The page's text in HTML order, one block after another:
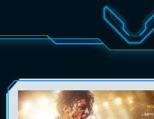
FILMID
KONVERENTS